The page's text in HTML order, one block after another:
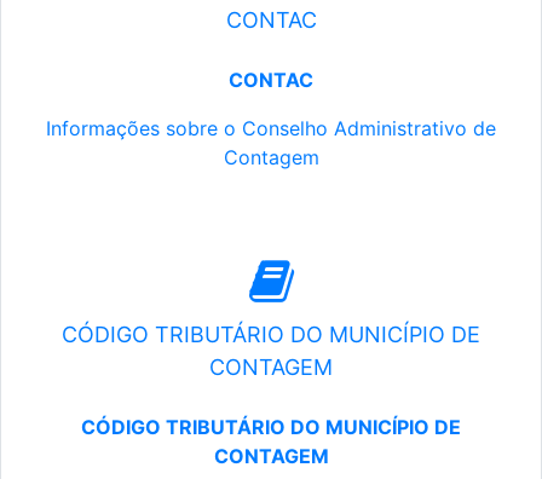
CONTAC
CONTAC
Informações sobre o Conselho Administrativo de
Contagem
CÓDIGO TRIBUTÁRIO DO MUNICÍPIO DE
CONTAGEM
CÓDIGO TRIBUTÁRIO DO MUNICÍPIO DE
CONTAGEM